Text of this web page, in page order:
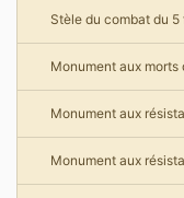
Stèle du combat du
Monument aux morts
Monument aux
Monument aux